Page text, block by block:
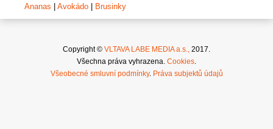
Ananas
Avokádo Brusinky
Copyright © VLTAVA LABE MEDIA a.s., 2017.
Všechna práva vyhrazena. Cookies.
Všeobecné smluvní podmínky. Práva subjektů údajů